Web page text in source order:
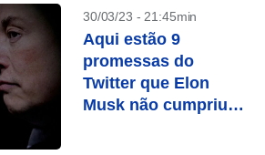
30/03/23 - 21:45min
Aqui estão 9
promessas do
Twitter que Elon
Musk não cumpriu